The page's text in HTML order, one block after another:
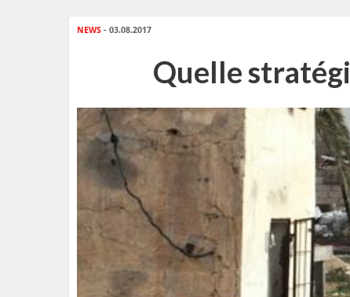
NEWS - 03.08.2017
Quelle